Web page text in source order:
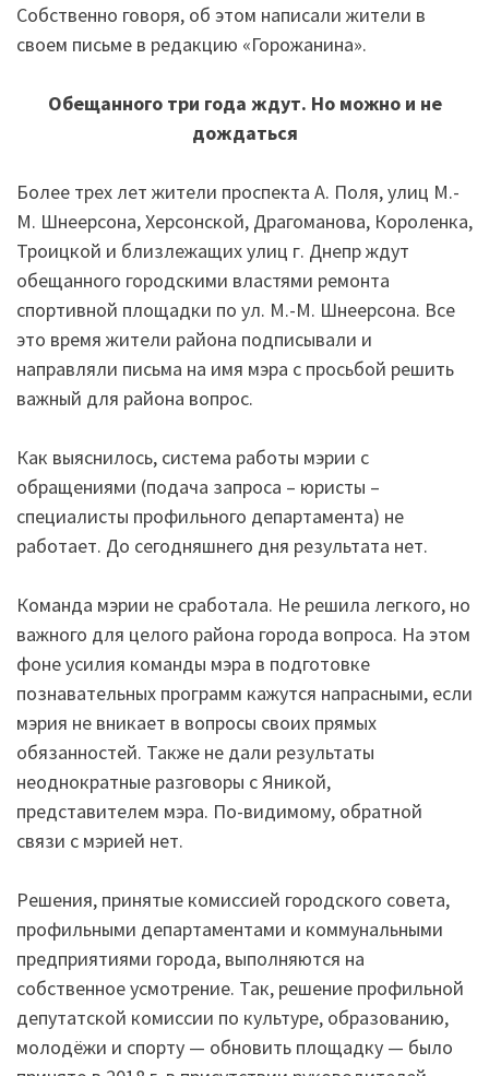
Собственно говоря, об этом написали жители в
своем письме в редакцию «Горожанина».
Обещанного три года ждут. Но можно и не
дождаться
Более трех лет жители проспекта А. Поля, улиц М.-
М. Шнеерсона, Херсонской, Драгоманова, Короленка,
Троицкой и близлежащих улиц г. Днепр ждут
обещанного городскими властями ремонта
спортивной площадки по ул. М.-М. Шнеерсона. Все
это время жители района подписывали и
направляли письма на имя мэра с просьбой решить
важный для района вопрос.
Как выяснилось, система работы мэрии с
обращениями (подача запроса – юристы –
специалисты профильного департамента) не
работает. До сегодняшнего дня результата нет.
Команда мэрии не сработала. Не решила легкого, но
важного для целого района города вопроса. На этом
фоне усилия команды мэра в подготовке
познавательных программ кажутся напрасными, если
мэрия не вникает в вопросы своих прямых
обязанностей. Также не дали результаты
неоднократные разговоры с Яникой,
представителем мэра. По-видимому, обратной
связи с мэрией нет.
Решения, принятые комиссией городского совета,
профильными департаментами и коммунальными
предприятиями города, выполняются на
собственное усмотрение. Так, решение профильной
депутатской комиссии по культуре, образованию,
молодёжи и спорту — обновить площадку — было